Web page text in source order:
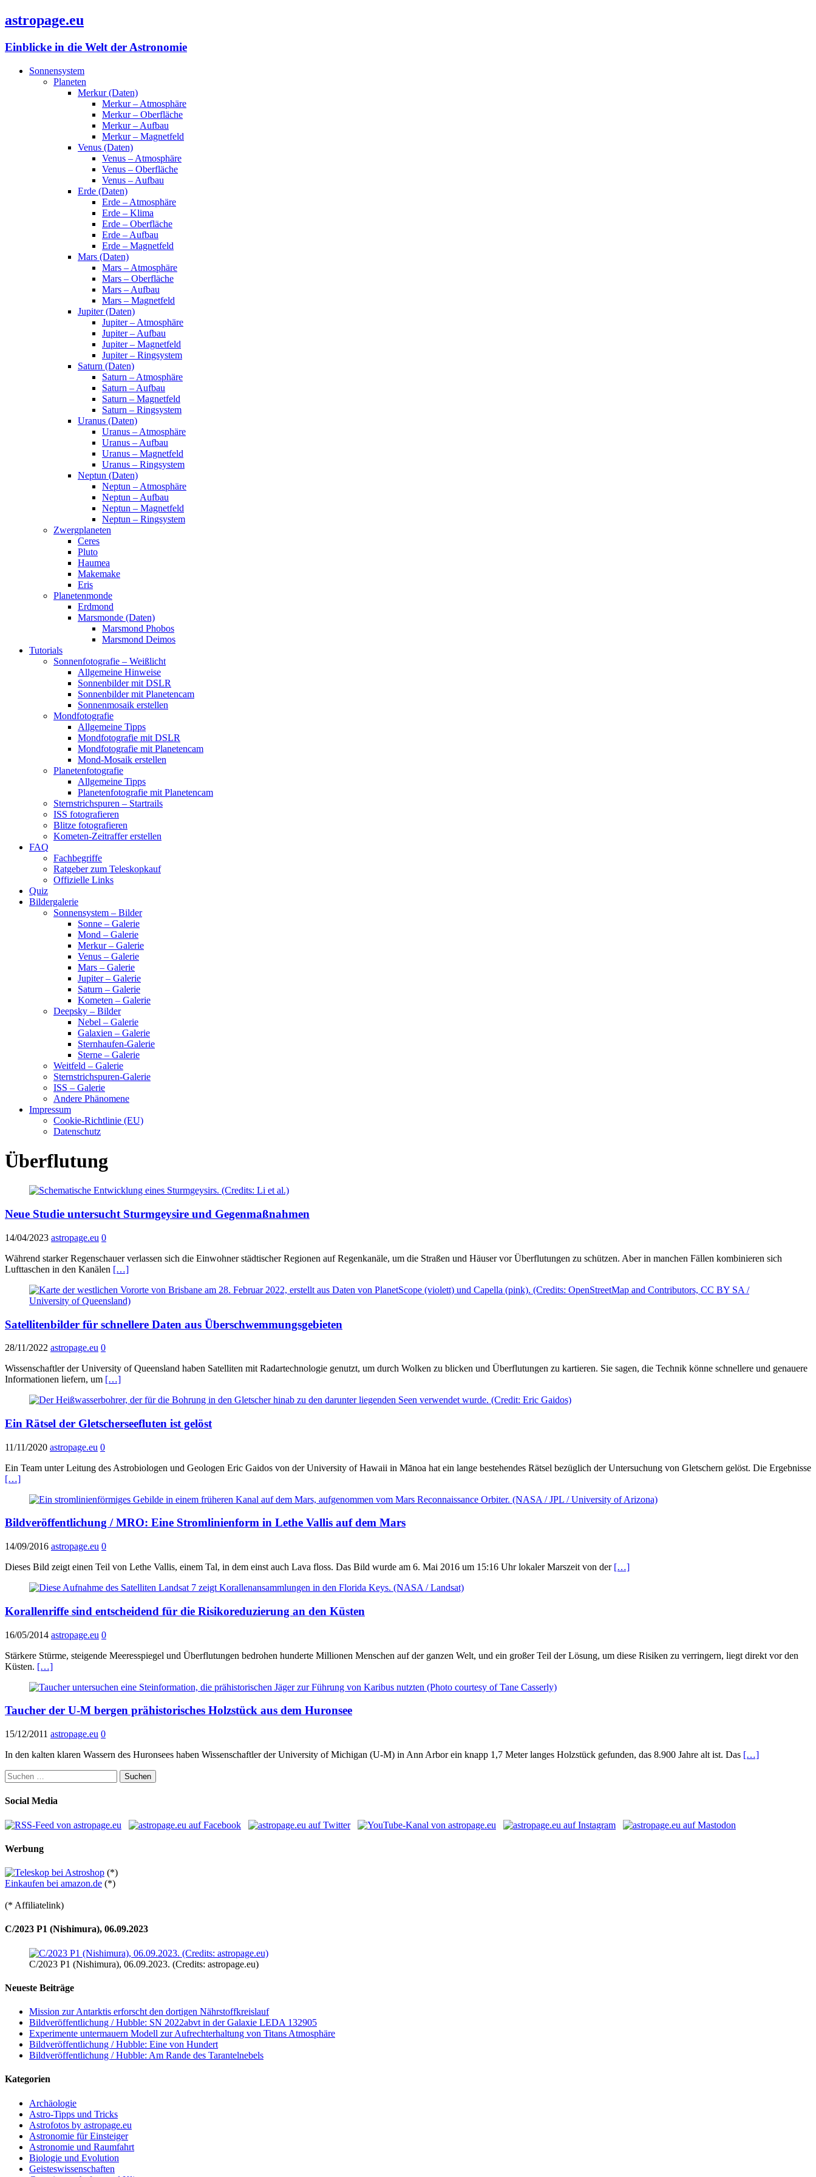
astropage.eu
Einblicke in die Welt der Astronomie
Sonnensystem
Planeten
Merkur (Daten)
Merkur – Atmosphäre
Merkur – Oberfläche
Merkur – Aufbau
Merkur – Magnetfeld
Venus (Daten)
Venus – Atmosphäre
Venus – Oberfläche
Venus – Aufbau
Erde (Daten)
Erde – Atmosphäre
Erde – Klima
Erde – Oberfläche
Erde – Aufbau
Erde – Magnetfeld
Mars (Daten)
Mars – Atmosphäre
Mars – Oberfläche
Mars – Aufbau
Mars – Magnetfeld
Jupiter (Daten)
Jupiter – Atmosphäre
Jupiter – Aufbau
Jupiter – Magnetfeld
Jupiter – Ringsystem
Saturn (Daten)
Saturn – Atmosphäre
Saturn – Aufbau
Saturn – Magnetfeld
Saturn – Ringsystem
Uranus (Daten)
Uranus – Atmosphäre
Uranus – Aufbau
Uranus – Magnetfeld
Uranus – Ringsystem
Neptun (Daten)
Neptun – Atmosphäre
Neptun – Aufbau
Neptun – Magnetfeld
Neptun – Ringsystem
Zwergplaneten
Ceres
Pluto
Haumea
Makemake
Eris
Planetenmonde
Erdmond
Marsmonde (Daten)
Marsmond Phobos
Marsmond Deimos
Tutorials
Sonnenfotografie – Weißlicht
Allgemeine Hinweise
Sonnenbilder mit DSLR
Sonnenbilder mit Planetencam
Sonnenmosaik erstellen
Mondfotografie
Allgemeine Tipps
Mondfotografie mit DSLR
Mondfotografie mit Planetencam
Mond-Mosaik erstellen
Planetenfotografie
Allgemeine Tipps
Planetenfotografie mit Planetencam
Sternstrichspuren – Startrails
ISS fotografieren
Blitze fotografieren
Kometen-Zeitraffer erstellen
FAQ
Fachbegriffe
Ratgeber zum Teleskopkauf
Offizielle Links
Quiz
Bildergalerie
Sonnensystem – Bilder
Sonne – Galerie
Mond – Galerie
Merkur – Galerie
Venus – Galerie
Mars – Galerie
Jupiter – Galerie
Saturn – Galerie
Kometen – Galerie
Deepsky – Bilder
Nebel – Galerie
Galaxien – Galerie
Sternhaufen-Galerie
Sterne – Galerie
Weitfeld – Galerie
Sternstrichspuren-Galerie
ISS – Galerie
Andere Phänomene
Impressum
Cookie-Richtlinie (EU)
Datenschutz
Überflutung
Neue Studie untersucht Sturmgeysire und Gegenmaßnahmen
14/04/2023 astropage.eu 0
Während starker Regenschauer verlassen sich die Einwohner städtischer Regionen auf Regenkanäle, um die Straßen und Häuser vor Überflutungen zu schützen. Aber in manchen Fällen kombinieren sich
Lufttaschen in den Kanälen […]
Satellitenbilder für schnellere Daten aus Überschwemmungsgebieten
28/11/2022 astropage.eu 0
Wissenschaftler der University of Queensland haben Satelliten mit Radartechnologie genutzt, um durch Wolken zu blicken und Überflutungen zu kartieren. Sie sagen, die Technik könne schnellere und genauere
Informationen liefern, um […]
Ein Rätsel der Gletscherseefluten ist gelöst
11/11/2020 astropage.eu 0
Ein Team unter Leitung des Astrobiologen und Geologen Eric Gaidos von der University of Hawaii in Mānoa hat ein lange bestehendes Rätsel bezüglich der Untersuchung von Gletschern gelöst. Die Ergebnisse
[…]
Bildveröffentlichung / MRO: Eine Stromlinienform in Lethe Vallis auf dem Mars
14/09/2016 astropage.eu 0
Dieses Bild zeigt einen Teil von Lethe Vallis, einem Tal, in dem einst auch Lava floss. Das Bild wurde am 6. Mai 2016 um 15:16 Uhr lokaler Marszeit von der […]
Korallenriffe sind entscheidend für die Risikoreduzierung an den Küsten
16/05/2014 astropage.eu 0
Stärkere Stürme, steigende Meeresspiegel und Überflutungen bedrohen hunderte Millionen Menschen auf der ganzen Welt, und ein großer Teil der Lösung, um diese Risiken zu verringern, liegt direkt vor den
Küsten. […]
Taucher der U-M bergen prähistorisches Holzstück aus dem Huronsee
15/12/2011 astropage.eu 0
In den kalten klaren Wassern des Huronsees haben Wissenschaftler der University of Michigan (U-M) in Ann Arbor ein knapp 1,7 Meter langes Holzstück gefunden, das 8.900 Jahre alt ist. Das […]
Suchen
nach:
Social Media
Werbung
(*)
Einkaufen bei amazon.de (*)
(* Affiliatelink)
C/2023 P1 (Nishimura), 06.09.2023
C/2023 P1 (Nishimura), 06.09.2023. (Credits: astropage.eu)
Neueste Beiträge
Mission zur Antarktis erforscht den dortigen Nährstoffkreislauf
Bildveröffentlichung / Hubble: SN 2022abvt in der Galaxie LEDA 132905
Experimente untermauern Modell zur Aufrechterhaltung von Titans Atmosphäre
Bildveröffentlichung / Hubble: Eine von Hundert
Bildveröffentlichung / Hubble: Am Rande des Tarantelnebels
Kategorien
Archäologie
Astro-Tipps und Tricks
Astrofotos by astropage.eu
Astronomie für Einsteiger
Astronomie und Raumfahrt
Biologie und Evolution
Geisteswissenschaften